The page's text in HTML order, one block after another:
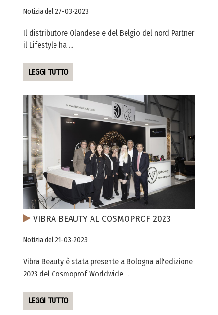
Notizia del 27-03-2023
Il distributore Olandese e del Belgio del nord Partner
il Lifestyle ha ...
LEGGI TUTTO
VIBRA BEAUTY AL COSMOPROF 2023
Notizia del 21-03-2023
Vibra Beauty è stata presente a Bologna all'edizione
2023 del Cosmoprof Worldwide ...
LEGGI TUTTO